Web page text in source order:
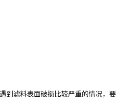
到滤料表面破损比较严重的情况，要